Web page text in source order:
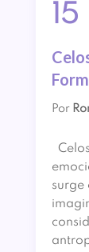
15
Por
surge